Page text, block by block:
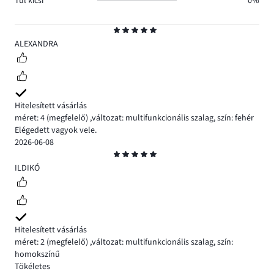
5
ALEXANDRA
Hitelesített vásárlás
méret: 4 (megfelelő) ,változat: multifunkcionális szalag,szín: fehér
Elégedett vagyok vele.
2026-06-08
5
ILDIKÓ
Hitelesített vásárlás
méret: 2 (megfelelő) ,változat: multifunkcionális szalag,szín:
homokszínű
Tökéletes